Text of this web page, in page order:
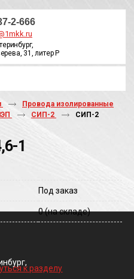
2-666
31, литер Р
Провода изолированные
СИП-2
СИП-2
1
Под заказ
0(на складе)
к разделу